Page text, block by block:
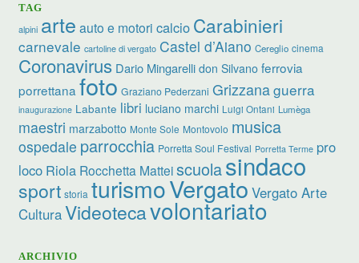
TAG
alpini arte auto e motori calcio Carabinieri
carnevale cartoline di vergato Castel d’Aiano Cereglio cinema
Coronavirus Dario Mingarelli don Silvano ferrovia
porrettana foto Graziano Pederzani Grizzanaguerra
inaugurazione Labante libri luciano marchi Luigi Ontani Lumèga
maestri marzabotto Monte Sole Montovolo musica
ospedale parrocchia Porretta Soul Festival Porretta Terme pro
loco Riola Rocchetta Matteiscuolasindaco
sport storia turismoVergato Vergato Arte
CulturaVideotecavolontariato
ARCHIVIO